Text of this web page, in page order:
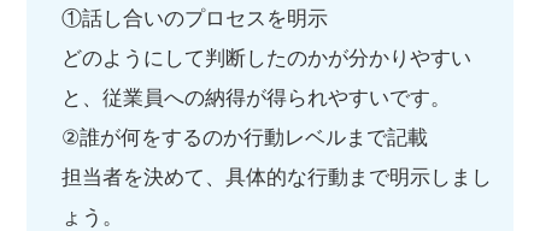
①話し合いのプロセスを明示
どのようにして判断したのかが分かりやすい
と、従業員への納得が得られやすいです。
②誰が何をするのか行動レベルまで記載
担当者を決めて、具体的な行動まで明示しまし
ょう。